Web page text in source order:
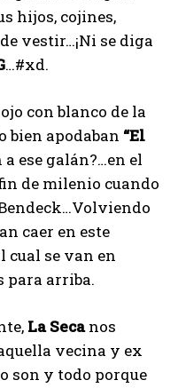
hijos, cojines,
vestir…¡Ni se diga
…#xd.
con blanco de la
bien apodaban “El
a ese galán?…en el
de milenio cuando
caer en este
cual se van en
para arriba.
La Secanos
vecina y ex
son y todo porque